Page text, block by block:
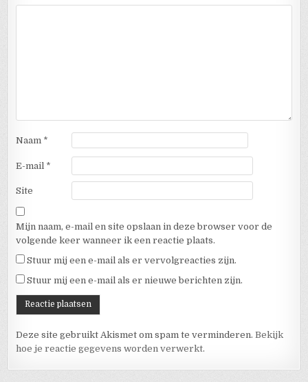
Naam *
E-mail *
Site
Mijn naam, e-mail en site opslaan in deze browser voor de
volgende keer wanneer ik een reactie plaats.
Stuur mij een e-mail als er vervolgreacties zijn.
Stuur mij een e-mail als er nieuwe berichten zijn.
Deze site gebruikt Akismet om spam te verminderen.Bekijk
hoe je reactie gegevens worden verwerkt.